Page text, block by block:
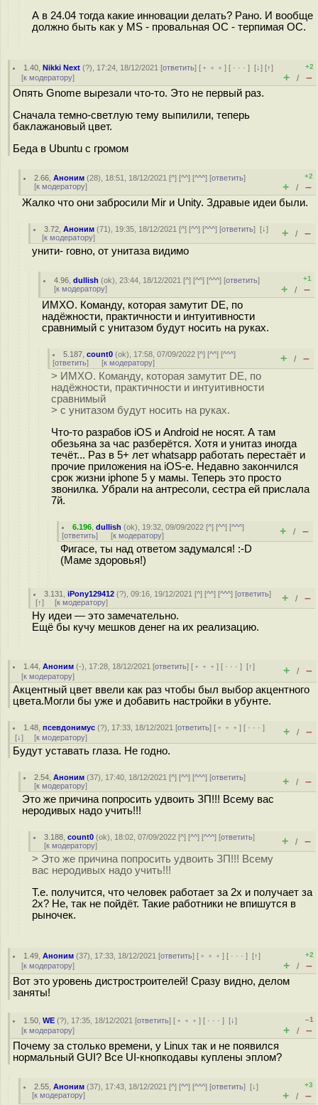
А в 24.04 тогда какие инновации делать? Рано. И вообще
должно быть как у MS - провальная ОС - терпимая ОС.
1.40 ,Nikki Next (?), 17:24, 18/12/2021 [ответить] [ ﹢﹢﹢] [ · · ·][↓] [↑]
[к модератору]
+2
+ / –
Опять Gnome вырезали что-то. Это не первый раз.
Сначала темно-светлую тему выпилили, теперь
баклажановый цвет.
Беда в Ubuntu с громом
2.66 ,Аноним (28), 18:51, 18/12/2021 [^] [^^] [^^^] [ответить]
[к модератору]
+2
+ / –
Жалко что они забросили Mir и Unity. Здравые идеи были.
3.72 ,Аноним (71), 19:35, 18/12/2021 [^] [^^] [^^^] [ответить][↓]
[к модератору] + / –
унити- говно, от унитаза видимо
4.96 ,dullish (ok), 23:44, 18/12/2021 [^] [^^] [^^^] [ответить]
[к модератору]
+1
+ / –
ИМХО. Команду, которая замутит DE, по
надёжности, практичности и интуитивности
сравнимый с унитазом будут носить на руках.
5.187 ,count0 (ok), 17:58, 07/09/2022 [^] [^^] [^^^]
[ответить] [к модератору] + / –
> ИМХО. Команду, которая замутит DE, по
надёжности, практичности и интуитивности
сравнимый
> с унитазом будут носить на руках.
Что-то разрабов iOS и Android не носят. А там
обезьяна за час разберётся. Хотя и унитаз иногда
течёт... Раз в 5+ лет whatsapp работать перестаёт и
прочие приложения на iOS-е. Недавно закончился
срок жизни iphone 5 у мамы. Теперь это просто
звонилка. Убрали на антресоли, сестра ей прислала
7й.
6.196 ,dullish (ok), 19:32, 09/09/2022 [^] [^^] [^^^]
[ответить] [к модератору] + / –
Фигасе, ты над ответом задумался! :-D
(Маме здоровья!)
3.131 ,iPony129412 (?), 09:16, 19/12/2021 [^] [^^] [^^^] [ответить]
[↑] [к модератору] + / –
Ну идеи — это замечательно.
Ещё бы кучу мешков денег на их реализацию.
1.44 ,Аноним (-), 17:28, 18/12/2021 [ответить] [ ﹢﹢﹢] [ · · ·][↑]
[к модератору] + / –
Акцентный цвет ввели как раз чтобы был выбор акцентного
цвета.Могли бы уже и добавить настройки в убунте.
1.48 ,псевдонимус (?), 17:33, 18/12/2021 [ответить] [ ﹢﹢﹢] [ · · ·]
[↓] [к модератору] + / –
Будут уставать глаза. Не годно.
2.54 ,Аноним (37), 17:40, 18/12/2021 [^] [^^] [^^^] [ответить]
[к модератору] + / –
Это же причина попросить удвоить ЗП!!! Всему вас
неродивых надо учить!!!
3.188 ,count0 (ok), 18:02, 07/09/2022 [^] [^^] [^^^] [ответить]
[к модератору] + / –
> Это же причина попросить удвоить ЗП!!! Всему
вас неродивых надо учить!!!
Т.е. получится, что человек работает за 2х и получает за
2х? Не, так не пойдёт. Такие работники не впишутся в
рыночек.
1.49 ,Аноним (37), 17:33, 18/12/2021 [ответить] [ ﹢﹢﹢] [ · · ·][↑]
[к модератору]
+2
+ / –
Вот это уровень дистростроителей! Сразу видно, делом
заняты!
1.50 ,WE (?), 17:35, 18/12/2021 [ответить] [ ﹢﹢﹢] [ · · ·][↓]
[к модератору]
–1
+ / –
Почему за столько времени, у Linux так и не появился
нормальный GUI? Все UI-кнопкодавы куплены эплом?
2.55 ,Аноним (37), 17:43, 18/12/2021 [^] [^^] [^^^] [ответить][↓]
[к модератору]
+3
+ / –